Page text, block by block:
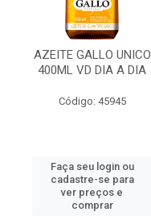
AZEITE GALLO UNICO
400ML VD DIA A DIA
Código: 45945
Faça seu login ou
cadastre-se para
ver preços e
comprar